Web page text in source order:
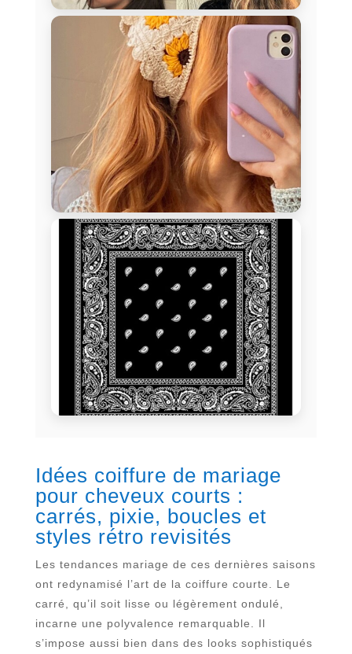
Idées coiffure de mariage
pour cheveux courts :
carrés, pixie, boucles et
styles rétro revisités
Les tendances mariage de ces dernières saisons
ont redynamisé l’art de la coiffure courte. Le
carré, qu’il soit lisse ou légèrement ondulé,
incarne une polyvalence remarquable. Il
s’impose aussi bien dans des looks sophistiqués